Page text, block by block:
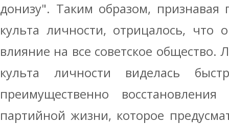
донизу". Таким образом, признавая
культа личности, отрицалось, что
влияние на все советское общество.
культа личности виделась
преимущественно
партийной жизни, которое